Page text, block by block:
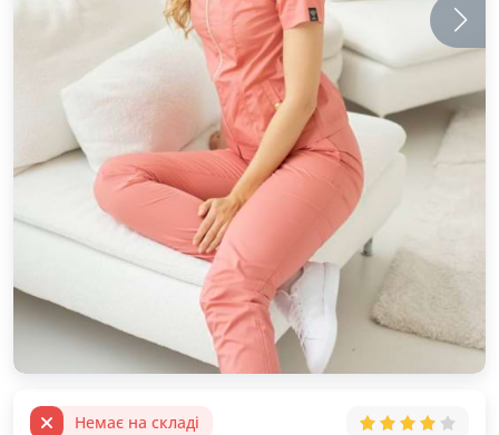
Немає на складі